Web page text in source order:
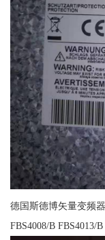
德国斯德博矢量变频
FBS4008/B FBS4013/